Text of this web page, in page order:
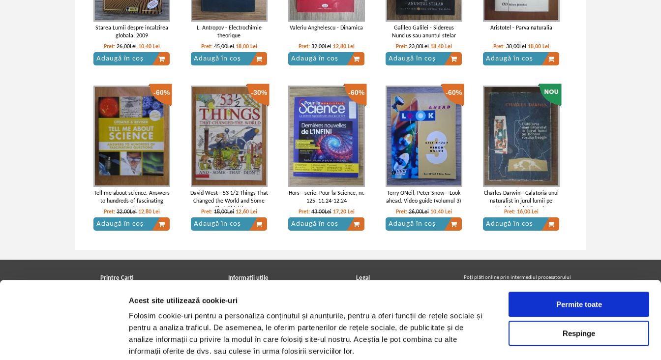
Acest site utilizează cookie-uri
Folosim cookie-uri pentru a personaliza conținutul și anunțurile, pentru a oferi funcții de rețele sociale și
pentru a analiza traficul. De asemenea, le oferim partenerilor de rețele sociale, de publicitate și de
analize informații cu privire la modul în care folosiți site-ul nostru. Aceștia le pot combina cu alte
informații oferite de dvs. sau culese în urma folosirii serviciilor lor.
Permite toate
Respinge
Starea Lumii despre incalzirea
globala, 2009
Pret: 26,00Lei 10,40 Lei
Adaugă în coș
L. Antropov - Electrochimie
theorique
Pret:45,00Lei 18,00 Lei
Adaugă în coș
Valeriu Anghelescu - Dinamica
Pret:32,00Lei 12,80 Lei
Adaugă în coș
Galileo Galilei - Sidereus
Nuncius sau anuntul stelar
Pret:23,00Lei 18,40 Lei
Adaugă în coș
Aristotel - Parva naturalia
Pret:30,00Lei 18,00 Lei
Adaugă în coș
-60%
Tell me about science. Answers
to hundreds of fascinating
questions
Pret: 32,00Lei 12,80 Lei
Adaugă în coș
-30%
David West - 53 1/2 Things That
Changed the World and Some
That Didn't!
Pret:18,00Lei 12,60 Lei
Adaugă în coș
-60%
Hors - serie. Pour la Science, nr.
125, 11.24-12.24
Pret:43,00Lei 17,20 Lei
Adaugă în coș
-60%
Terry ONeil, Peter Snow - Look
ahead. Video guide (volumul 3)
Pret:26,00Lei 10,40 Lei
Adaugă în coș
Charles Darwin - Calatoria unui
naturalist in jurul lumii pe
bordul vasului Beagle
Pret: 16,00 Lei
Adaugă în coș
Printre Carti
Cele mai căutate cărți
Blog Printre Carti
Cărţi sub 5 lei
Cărţi sub 8 lei
Informatii utile
Achizitii viniluri, casete, CD/DVD
Cum cumpar?
Politica de livrare
Retur comenzi
Angajari - Cariere
Legal
Termeni si conditii
Utilizare cookie-uri
Poţi plăti online prin intermediul procesatorului
Urmăreşte-ne pe facebook pentru a fi la curent cu